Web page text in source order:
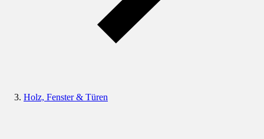
Holz, Fenster & Türen